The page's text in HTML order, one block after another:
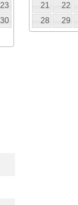
23
30
21
22
28
29